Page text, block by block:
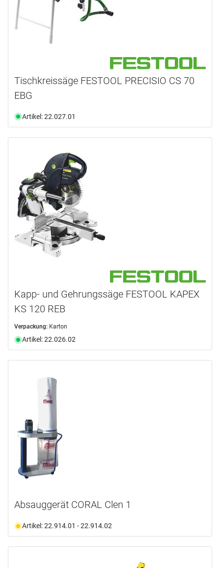
Tischkreissäge FESTOOL PRECISIO CS 70
EBG
Artikel: 22.027.01
Kapp- und Gehrungssäge FESTOOL KAPEX
KS 120 REB
Verpackung: Karton
Artikel: 22.026.02
Absauggerät CORAL Clen 1
Artikel: 22.914.01 - 22.914.02